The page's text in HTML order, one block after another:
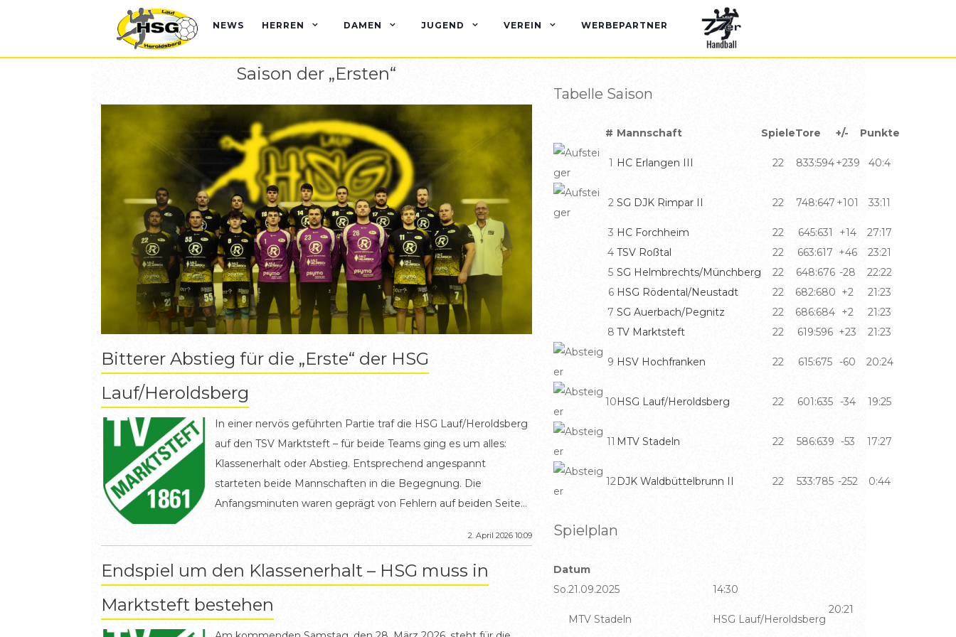
NEWS HERREN DAMEN JUGEND VEREIN WERBEPARTNER
Saison der „Ersten“
Bitterer Abstieg für die „Erste“ der HSG
Lauf/Heroldsberg
In einer nervös geführten Partie traf die HSG Lauf/Heroldsberg
auf den TSV Marktsteft – für beide Teams ging es um alles:
Klassenerhalt oder Abstieg. Entsprechend angespannt
starteten beide Mannschaften in die Begegnung. Die
Anfangsminuten waren geprägt von Fehlern auf beiden Seiten,
bestimmten das Bild. Die HSG überzeugte zunächst in der
Defensive mit einer stabilen Abwehrleistung. Im Angriff
hingegen fehlten Struktur und Durchschlagskraft, was zu
zahlreichen Ballverlusten führte. Um mehr Stabilität ins eigene
Spiel zu bringen, stellte die Gastmannschaft früh auf ein 7-
2. April 2026 10:09
Endspiel um den Klassenerhalt – HSG muss in
Marktsteft bestehen
Tabelle Saison
# Mannschaft SpieleTore +/- Punkte
1 HC Erlangen III 22 833:594+239 40:4
2 SG DJK Rimpar II 22 748:647 +101 33:11
3 HC Forchheim 22 645:631 +14
27:17
4 TSV Roßtal 22 663:617 +46
23:21
5 SG Helmbrechts/Münchberg 22 648:676 -28
22:22
6 HSG Rödental/Neustadt 22 682:680 +2
21:23
7 SG Auerbach/Pegnitz 22 686:684 +2
21:23
8 TV Marktsteft 22 619:596 +23 21:23
9 HSV Hochfranken 22 615:675 -60 20:24
10HSG Lauf/Heroldsberg 22 601:635 -34 19:25
11 MTV Stadeln 22 586:639 -53 17:27
12DJK Waldbüttelbrunn II 22 533:785 -252 0:44
Spielplan
Datum
So.21.09.2025 14:30
MTV Stadeln HSG Lauf/Heroldsberg
20:21